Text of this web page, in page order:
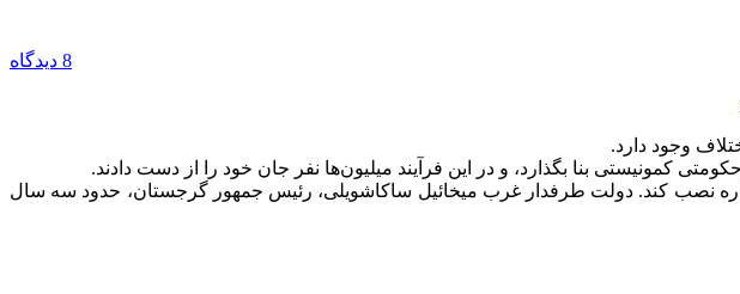
8 دیدگاه
وجود دارد.
کمونیستی بنا بگذارد، و در این فرآیند میلیون‌ها نفر جان خود را از دست دادند.
نصب کند. دولت طرفدار غرب میخائیل ساکاشویلی، رئیس جمهور گرجستان، حدود سه سال